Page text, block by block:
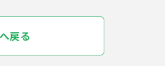
戻る